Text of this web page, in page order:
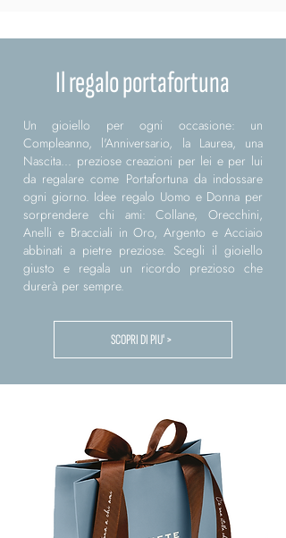
Il regalo portafortuna
Un gioiello per ogni occasione: un
Compleanno, l'Anniversario, la Laurea, una
Nascita... preziose creazioni per lei e per lui
da regalare come Portafortuna da indossare
ogni giorno. Idee regalo Uomo e Donna per
sorprendere chi ami: Collane, Orecchini,
Anelli e Bracciali in Oro, Argento e Acciaio
abbinati a pietre preziose. Scegli il gioiello
giusto e regala un ricordo prezioso che
durerà per sempre.
SCOPRI DI PIU' >